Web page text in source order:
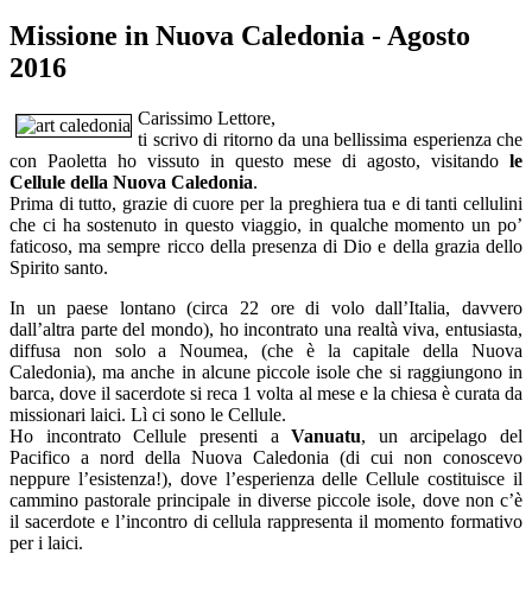
Missione in Nuova Caledonia - Agosto
2016
Carissimo Lettore,
ti scrivo di ritorno da una bellissima esperienza che
con Paoletta ho vissuto in questo mese di agosto, visitando le
Cellule della Nuova Caledonia.
Prima di tutto, grazie di cuore per la preghiera tua e di tanti cellulini
che ci ha sostenuto in questo viaggio, in qualche momento un po’
faticoso, ma sempre ricco della presenza di Dio e della grazia dello
Spirito santo.
In un paese lontano (circa 22 ore di volo dall’Italia, davvero
dall’altra parte del mondo), ho incontrato una realtà viva, entusiasta,
diffusa non solo a Noumea, (che è la capitale della Nuova
Caledonia), ma anche in alcune piccole isole che si raggiungono in
barca, dove il sacerdote si reca 1 volta al mese e la chiesa è curata da
missionari laici. Lì ci sono le Cellule.
Ho incontrato Cellule presenti aVanuatu, un arcipelago del
Pacifico a nord della Nuova Caledonia (di cui non conoscevo
neppure l’esistenza!), dove l’esperienza delle Cellule costituisce il
cammino pastorale principale in diverse piccole isole, dove non c’è
il sacerdote e l’incontro di cellula rappresenta il momento formativo
per i laici.